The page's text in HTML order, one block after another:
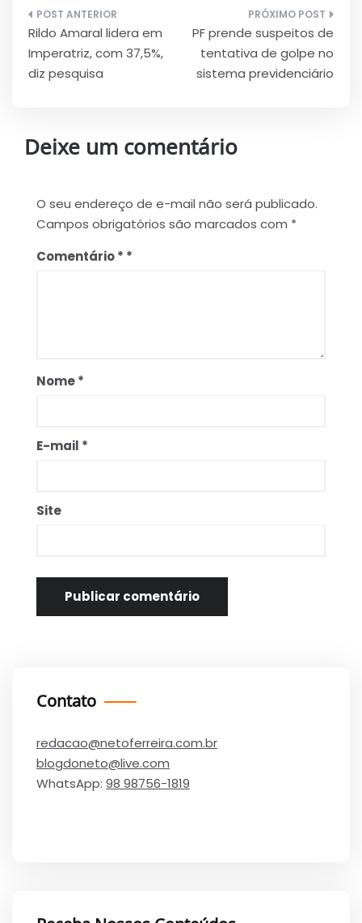
Navegação
de
Post
Rildo Amaral lidera em
Imperatriz, com 37,5%,
diz pesquisa
PF prende suspeitos de
tentativa de golpe no
sistema previdenciário
Deixe um comentário
O seu endereço de e-mail não será publicado.
Campos obrigatórios são marcados com *
Comentário*
Nome*
E-mail *
Site
Contato
redacao@netoferreira.com.br
blogdoneto@live.com
WhatsApp: 98 98756-1819